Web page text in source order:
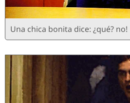
Una chica bonita dice: ¿qué? no!